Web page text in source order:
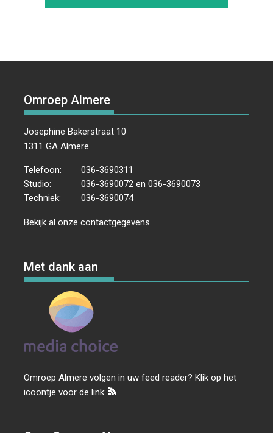
Omroep Almere
Josephine Bakerstraat 10
1311 GA Almere
Telefoon:
036-3690311
Studio:
036-3690072 en 036-3690073
Techniek:
036-3690074
Bekijk al onzecontactgegevens
Met dank aan
Omroep Almere volgen in uw feed reader? Klik op het
icoontje voor de link: